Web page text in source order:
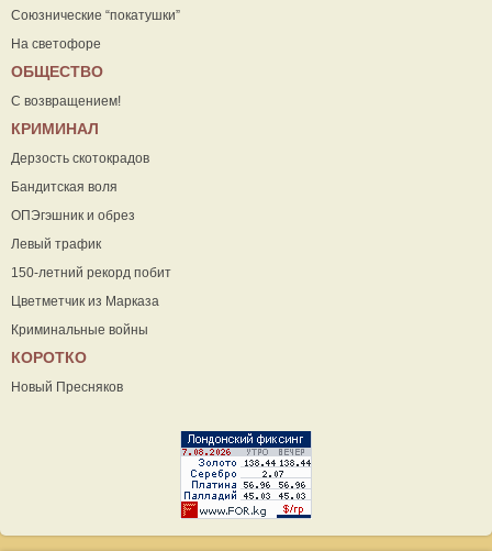
Союзнические “покатушки”
На светофоре
ОБЩЕСТВО
С возвращением!
КРИМИНАЛ
Дерзость скотокрадов
Бандитская воля
ОПЭгэшник и обрез
Левый трафик
150-летний рекорд побит
Цветметчик из Марказа
Криминальные войны
КОРОТКО
Новый Пресняков